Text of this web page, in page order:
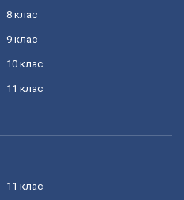
8 клас
9 клас
10 клас
11 клас
11 клас